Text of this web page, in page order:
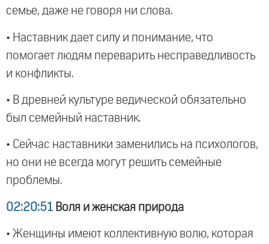
семье, даже не говоря ни слова.
• Наставник дает силу и понимание, что
помогает людям переварить несправедливость
и конфликты.
• В древней культуре ведической обязательно
был семейный наставник.
• Сейчас наставники заменились на психологов,
но они не всегда могут решить семейные
проблемы.
02:20:51 Воля и женская природа
• Женщины имеют коллективную волю, которая